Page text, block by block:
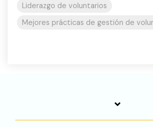
Liderazgo de voluntarios
Mejores prácticas de gestión de